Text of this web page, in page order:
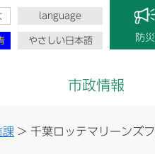
language
やさしい日本語 防災
市政情報
課 > 千葉ロッテマリーンズ